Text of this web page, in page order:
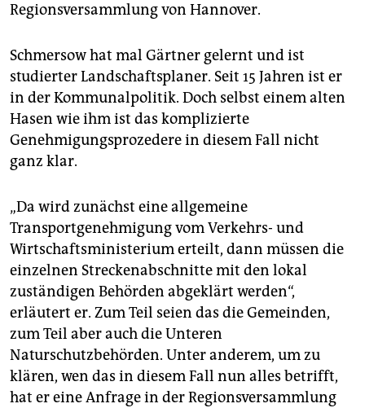
Regionsversammlung von Hannover.
Schmersow hat mal Gärtner gelernt und ist
studierter Landschaftsplaner. Seit 15 Jahren ist er
in der Kommunalpolitik. Doch selbst einem alten
Hasen wie ihm ist das komplizierte
Genehmigungsprozedere in diesem Fall nicht
ganz klar.
„Da wird zunächst eine allgemeine
Transportgenehmigung vom Verkehrs- und
Wirtschaftsministerium erteilt, dann müssen die
einzelnen Streckenabschnitte mit den lokal
zuständigen Behörden abgeklärt werden“,
erläutert er. Zum Teil seien das die Gemeinden,
zum Teil aber auch die Unteren
Naturschutzbehörden. Unter anderem, um zu
klären, wen das in diesem Fall nun alles betrifft,
hat er eine Anfrage in der Regionsversammlung